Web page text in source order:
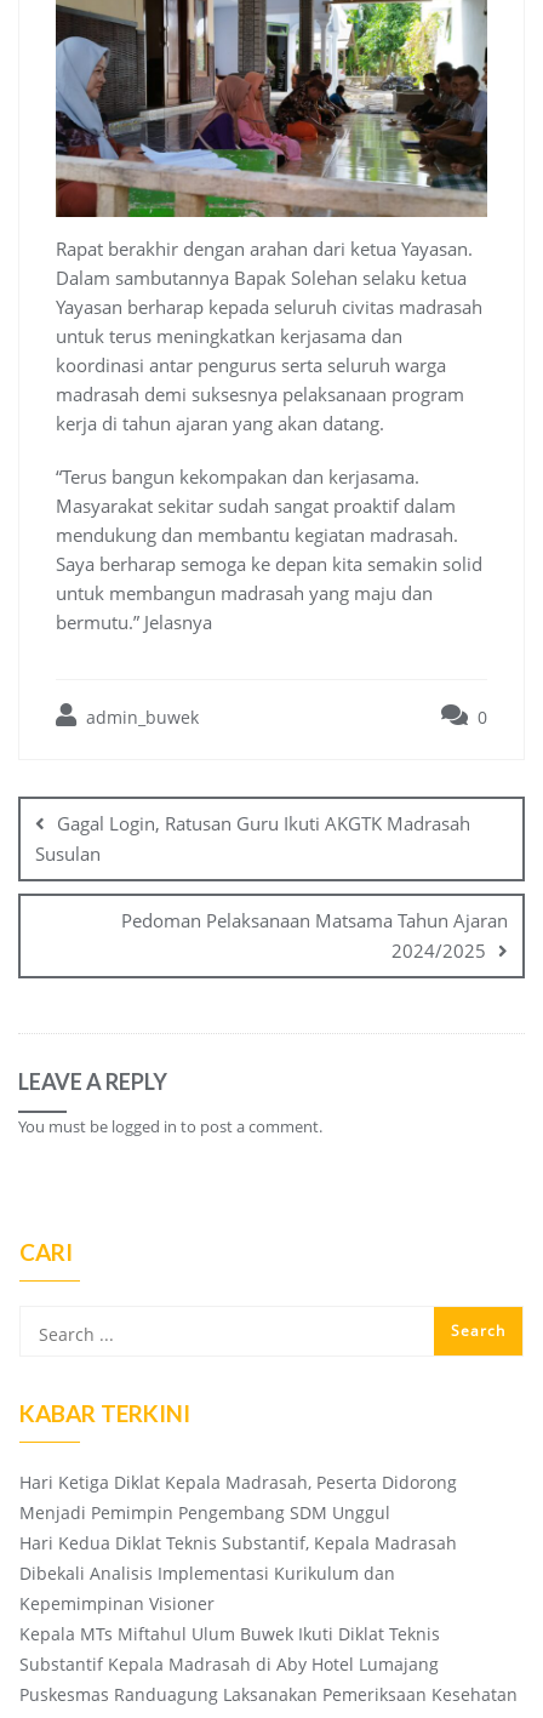
Rapat berakhir dengan arahan dari ketua Yayasan.
Dalam sambutannya Bapak Solehan selaku ketua
Yayasan berharap kepada seluruh civitas madrasah
untuk terus meningkatkan kerjasama dan
koordinasi antar pengurus serta seluruh warga
madrasah demi suksesnya pelaksanaan program
kerja di tahun ajaran yang akan datang.
“Terus bangun kekompakan dan kerjasama.
Masyarakat sekitar sudah sangat proaktif dalam
mendukung dan membantu kegiatan madrasah.
Saya berharap semoga ke depan kita semakin solid
untuk membangun madrasah yang maju dan
bermutu.” Jelasnya
admin_buwek 0
navigation
Gagal Login, Ratusan Guru Ikuti AKGTK Madrasah
Susulan
Pedoman Pelaksanaan Matsama Tahun Ajaran
2024/2025
LEAVE A REPLY
You must be logged in to post a comment.
CARI
KABAR TERKINI
Hari Ketiga Diklat Kepala Madrasah, Peserta Didorong
Menjadi Pemimpin Pengembang SDM Unggul
Hari Kedua Diklat Teknis Substantif, Kepala Madrasah
Dibekali Analisis Implementasi Kurikulum dan
Kepemimpinan Visioner
Kepala MTs Miftahul Ulum Buwek Ikuti Diklat Teknis
Substantif Kepala Madrasah di Aby Hotel Lumajang
Puskesmas Randuagung Laksanakan Pemeriksaan Kesehatan